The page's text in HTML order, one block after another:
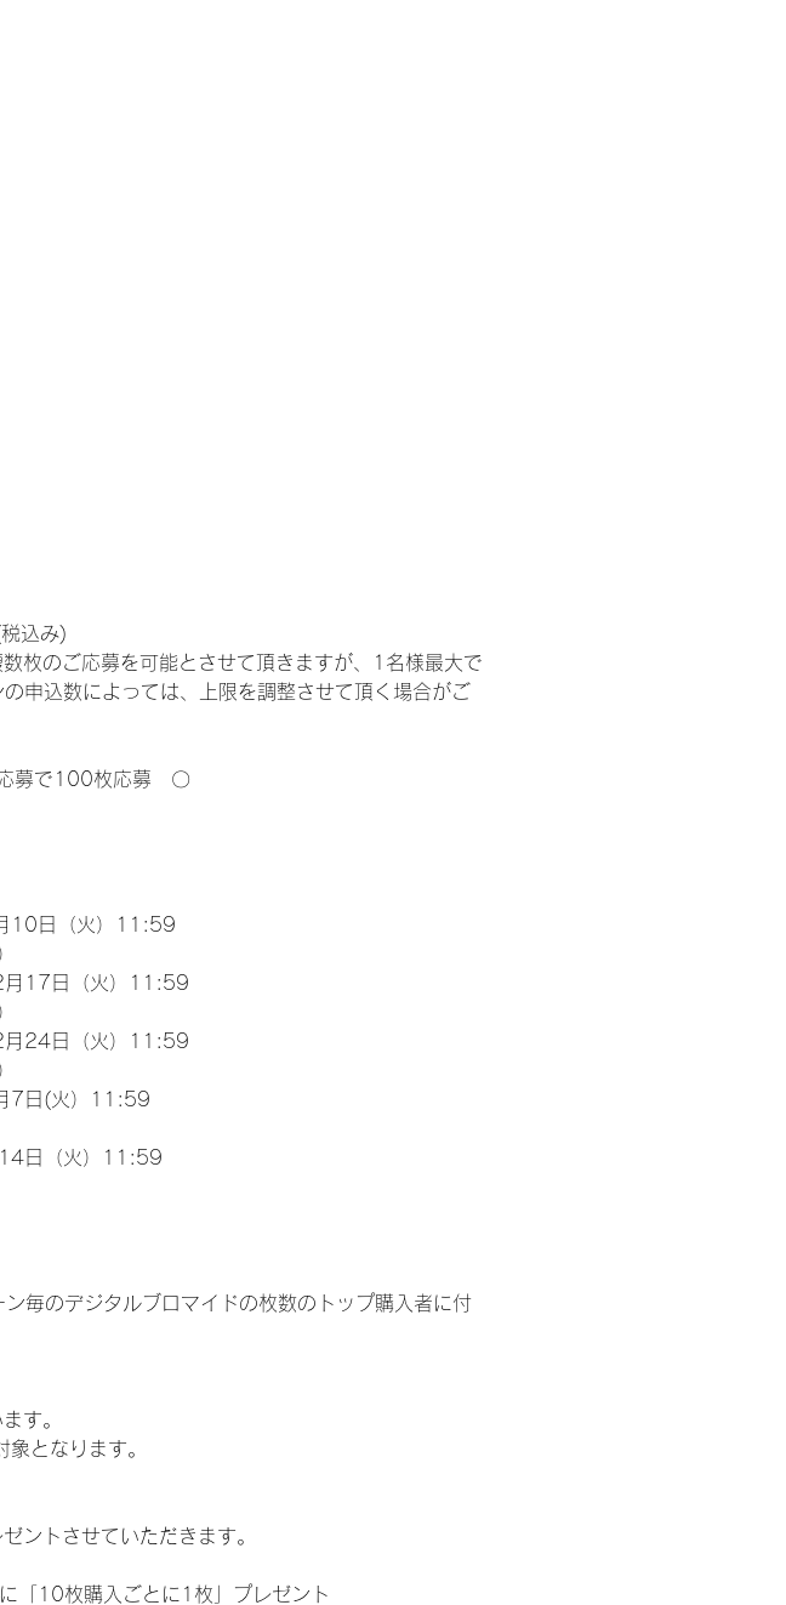
込み)
枚のご応募を可能とさせて頂きますが、1名様最大で
申込数によっては、上限を調整させて頂く場合がご
募で100枚応募　〇
10日（火）11:59
17日（火）11:59
24日（火）11:59
7日(火）11:59
日（火）11:59
毎のデジタルブロマイドの枚数のトップ購入者に付
す。
となります。
ントさせていただきます。
「10枚購入ごとに1枚」プレゼント